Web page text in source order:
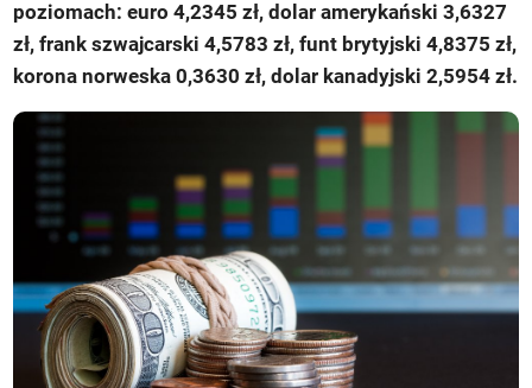
poziomach: euro 4,2345 zł, dolar amerykański 3,6327
zł, frank szwajcarski 4,5783 zł, funt brytyjski 4,8375 zł,
korona norweska 0,3630 zł, dolar kanadyjski 2,5954 zł.